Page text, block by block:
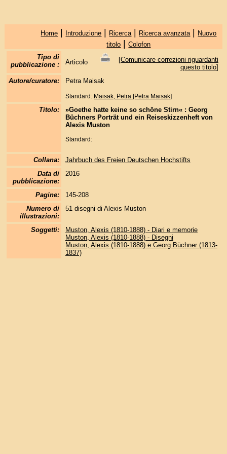
Home | Introduzione | Ricerca | Ricerca avanzata | Nuovo
titolo |Colofon
Tipo di
pubblicazione :
Articolo [Comunicare correzioni riguardanti
questo titolo]
Autore/curatore:
Petra Maisak
Standard: Maisak, Petra [Petra Maisak]
Titolo:
»Goethe hatte keine so schöne Stirn« : Georg
Büchners Porträt und ein Reiseskizzenheft von
Alexis Muston
Standard:
Collana:
Jahrbuch des Freien Deutschen Hochstifts
Data di
pubblicazione:
2016
Pagine:
145-208
Numero di
illustrazioni:
51 disegni di Alexis Muston
Soggetti:
Muston, Alexis (1810-1888) - Diari e memorie
Muston, Alexis (1810-1888) - Disegni
Muston, Alexis (1810-1888) e Georg Büchner (1813-
1837)